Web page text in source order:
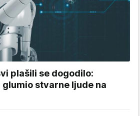
plašili se dogodilo:
stvarne ljude na